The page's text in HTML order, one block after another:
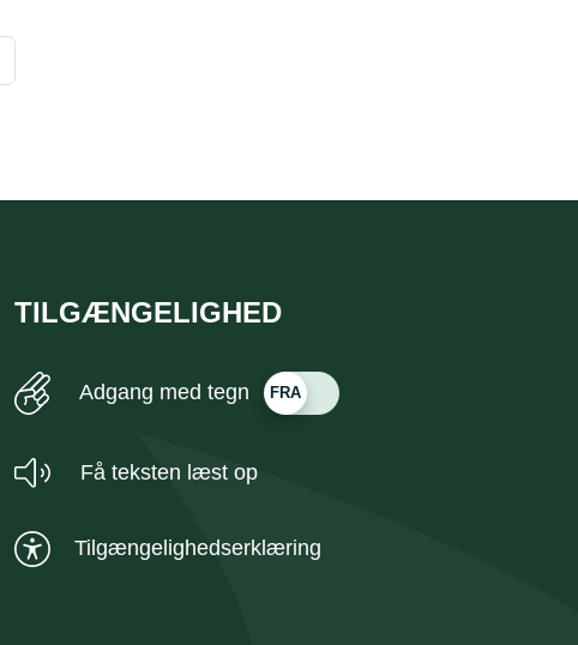
TILGÆNGELIGHED
Adgang med tegn
Få teksten læst op
Tilgængelighedserklæring